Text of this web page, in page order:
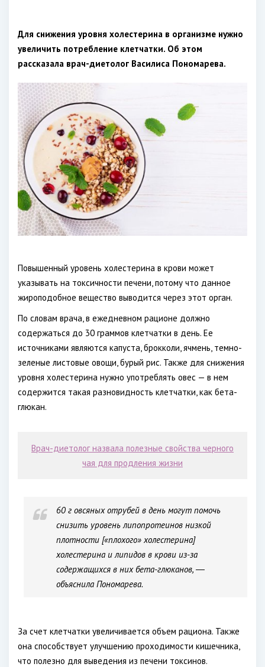
Для снижения уровня холестерина в организме нужно
увеличить потребление клетчатки. Об этом
рассказала врач-диетолог Василиса Пономарева.
Повышенный уровень холестерина в крови может
указывать на токсичности печени, потому что данное
жироподобное вещество выводится через этот орган.
По словам врача, в ежедневном рационе должно
содержаться до 30 граммов клетчатки в день. Ее
источниками являются капуста, брокколи, ячмень, темно-
зеленые листовые овощи, бурый рис. Также для снижения
уровня холестерина нужно употреблять овес — в нем
содержится такая разновидность клетчатки, как бета-
глюкан.
Врач-диетолог назвала полезные свойства черного
чая для продления жизни
60 г овсяных отрубей в день могут помочь
снизить уровень липопротеинов низкой
плотности [«плохого» холестерина]
холестерина и липидов в крови из-за
содержащихся в них бета-глюканов, ―
объяснила Пономарева.
За счет клетчатки увеличивается объем рациона. Также
она способствует улучшению проходимости кишечника,
что полезно для выведения из печени токсинов.